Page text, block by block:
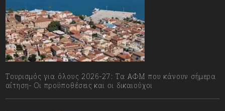
Τουρισμός για όλους 2026-27: Τα ΑΦΜ που κάνουν σήμερα
αίτηση- Οι προϋποθέσεις και οι δικαιούχοι